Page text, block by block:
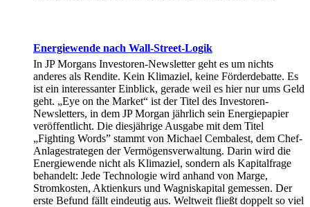
Energiewende nach Wall-Street-Logik
In JP Morgans Investoren-Newsletter geht es um nichts
anderes als Rendite. Kein Klimaziel, keine Förderdebatte. Es
ist ein interessanter Einblick, gerade weil es hier nur ums Geld
geht. „Eye on the Market“ ist der Titel des Investoren-
Newsletters, in dem JP Morgan jährlich sein Energiepapier
veröffentlicht. Die diesjährige Ausgabe mit dem Titel
„Fighting Words” stammt von Michael Cembalest, dem Chef-
Anlagestrategen der Vermögensverwaltung. Darin wird die
Energiewende nicht als Klimaziel, sondern als Kapitalfrage
behandelt: Jede Technologie wird anhand von Marge,
Stromkosten, Aktienkurs und Wagniskapital gemessen. Der
erste Befund fällt eindeutig aus. Weltweit fließt doppelt so viel